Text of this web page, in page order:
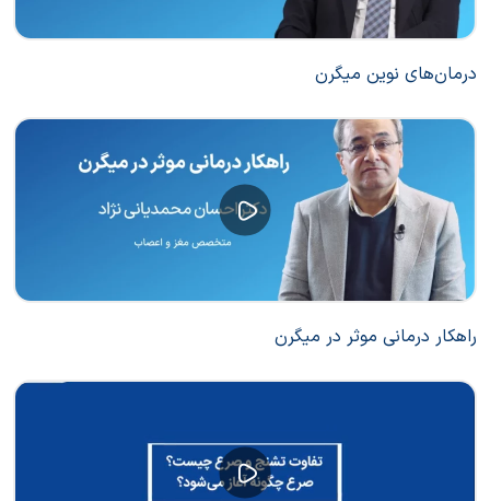
درمان‌های نوین میگرن
راهکار درمانی موثر در میگرن